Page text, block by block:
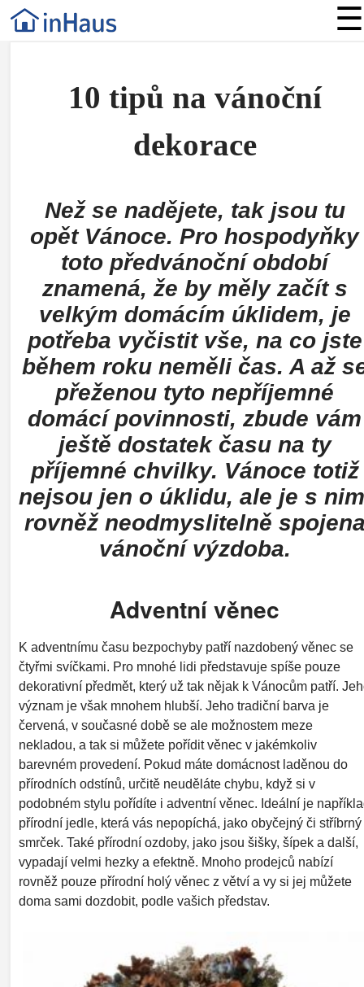
☰
10 tipů na vánoční
dekorace
Než se nadějete, tak jsou tu
opět Vánoce. Pro hospodyňky
toto předvánoční období
znamená, že by měly začít s
velkým domácím úklidem, je
potřeba vyčistit vše, na co jste
během roku neměli čas. A až
přeženou tyto nepříjemné
domácí povinnosti, zbude vám
ještě dostatek času na ty
příjemné chvilky. Vánoce totiž
nejsou jen o úklidu, ale je s
rovněž neodmyslitelně
vánoční výzdoba.
Adventní věnec
K adventnímu času bezpochyby patří nazdobený věnec se
čtyřmi svíčkami. Pro mnohé lidi představuje spíše pouze
dekorativní předmět, který už tak nějak k Vánocům patří.
význam je však mnohem hlubší. Jeho tradiční barva je
červená, v současné době se ale možnostem meze
nekladou, a tak si můžete pořídit věnec v jakémkoliv
barevném provedení. Pokud máte domácnost laděnou do
přírodních odstínů, určitě neuděláte chybu, když si v
podobném stylu pořídíte i adventní věnec. Ideální je
přírodní jedle, která vás nepopíchá, jako obyčejný či stříbrný
smrček. Také přírodní ozdoby, jako jsou šišky, šípek a další,
vypadají velmi hezky a efektně. Mnoho prodejců nabízí
rovněž pouze přírodní holý věnec z větví a vy si jej můžete
doma sami dozdobit, podle vašich představ.